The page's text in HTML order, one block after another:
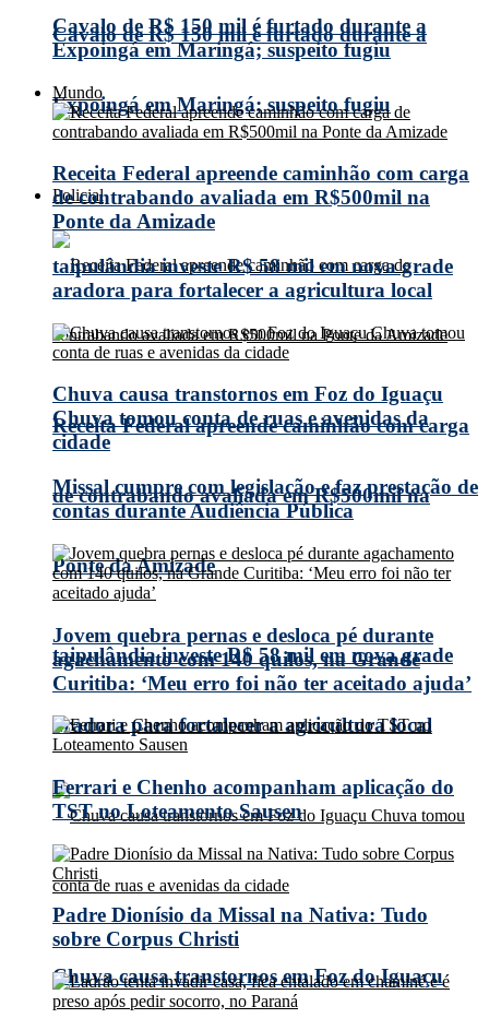
Cavalo de R$ 150 mil é furtado durante a
Expoingá em Maringá; suspeito fugiu
Policial
Receita Federal apreende caminhão com carga
de contrabando avaliada em R$500mil na
Ponte da Amizade
taipulândia investe R$ 58 mil em nova grade
aradora para fortalecer a agricultura local
Chuva causa transtornos em Foz do Iguaçu
Cavalo de R$ 150 mil é furtado durante a
Expoingá em Maringá; suspeito fugiu
Mundo
Receita Federal apreende caminhão com carga
de contrabando avaliada em R$500mil na
Ponte da Amizade
taipulândia investe R$ 58 mil em nova grade
aradora para fortalecer a agricultura local
Chuva causa transtornos em Foz do Iguaçu
Chuva tomou conta de ruas e avenidas da
cidade
Missal cumpre com legislação e faz prestação de
contas durante Audiência Pública
Jovem quebra pernas e desloca pé durante
agachamento com 140 quilos, na Grande
Curitiba: ‘Meu erro foi não ter aceitado ajuda’
Ferrari e Chenho acompanham aplicação do
TST no Loteamento Sausen
Padre Dionísio da Missal na Nativa: Tudo
sobre Corpus Christi